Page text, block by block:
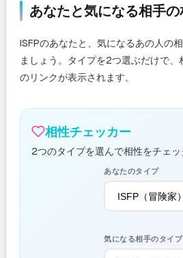
あなたと気になる相手
ISFPのあなたと、気になるあの人の
ましょう。タイプを2つ選ぶだけで
のリンクが表示されます。
相性チェッカー
2つのタイプを選んで相性をチェッ
あなたのタイプ
気になる相手のタイプ